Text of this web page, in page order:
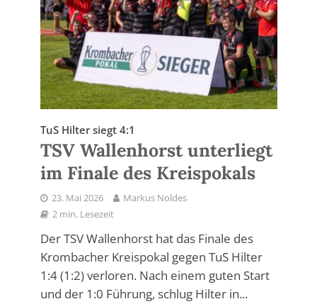
TuS Hilter siegt 4:1
TSV Wallenhorst unterliegt
im Finale des Kreispokals
23. Mai 2026
Markus Noldes
2 min. Lesezeit
Der TSV Wallenhorst hat das Finale des
Krombacher Kreispokal gegen TuS Hilter
1:4 (1:2) verloren. Nach einem guten Start
und der 1:0 Führung, schlug Hilter in...